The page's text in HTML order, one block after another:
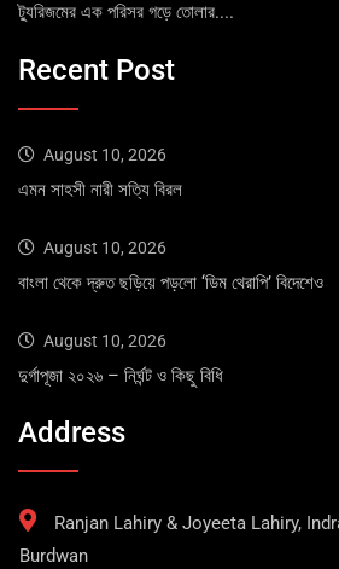
ট্যুরিজমের এক পরিসর গড়ে তোলার....
Recent Post
August 10, 2026
এমন সাহসী নারী সত্যি বিরল
August 10, 2026
বাংলা থেকে দ্রুত ছড়িয়ে পড়লো ‘ডিম থেরাপি’ বিদেশেও
August 10, 2026
দুর্গাপূজা ২০২৬ – নির্ঘন্ট ও কিছু বিধি
Address
Ranjan Lahiry & Joyeeta Lahiry,
Burdwan